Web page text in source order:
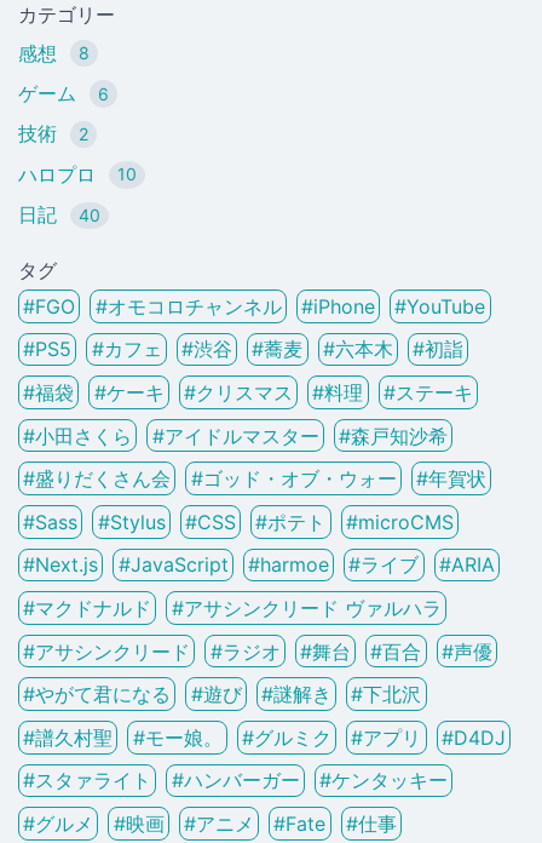
カテゴリー
感想
8
ゲーム 6
技術 2
ハロプロ 10
日記 40
タグ
#FGO #オモコロチャンネル #iPhone #YouTube
#PS5 #カフェ #渋谷 #蕎麦 #六本木 #初詣
#福袋 #ケーキ #クリスマス #料理 #ステーキ
#小田さくら #アイドルマスター #森戸知沙希
#盛りだくさん会 #ゴッド・オブ・ウォー #年賀状
#Sass #Stylus #CSS #ポテト #microCMS
#Next.js #JavaScript #harmoe #ライブ #ARIA
#マクドナルド #アサシンクリード ヴァルハラ
#アサシンクリード #ラジオ #舞台 #百合 #声優
#やがて君になる #遊び #謎解き #下北沢
#譜久村聖 #モー娘。 #グルミク #アプリ #D4DJ
#スタァライト #ハンバーガー #ケンタッキー
#グルメ #映画 #アニメ #Fate #仕事